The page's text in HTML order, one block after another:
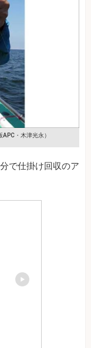
・木津光永）
で仕掛け回収のア